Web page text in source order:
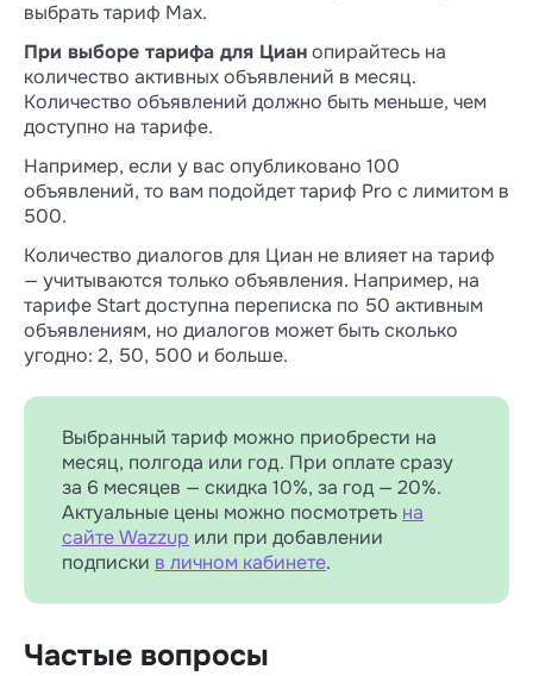
выбрать тариф Max.
При выборе тарифа для Цианопирайтесь на
количество активных объявлений в месяц.
Количество объявлений должно быть меньше, чем
доступно на тарифе.
Например, если у вас опубликовано 100
объявлений, то вам подойдет тариф Pro с лимитом в
500.
Количество диалогов для Циан не влияет на тариф
— учитываются только объявления. Например, на
тарифе Start доступна переписка по 50 активным
объявлениям, но диалогов может быть сколько
угодно: 2, 50, 500 и больше.
Выбранный тариф можно приобрести на
месяц, полгода или год. При оплате сразу
за 6 месяцев — скидка 10%, за год — 20%.
Актуальные цены можно посмотреть на
сайте Wazzup или при добавлении
подписки в личном кабинете.
Частые вопросы